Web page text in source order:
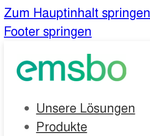
Zum Hauptinhalt springen
Footer springen
Unsere Lösungen
Produkte